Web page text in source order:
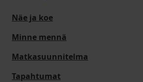
Näe ja koe
Minne mennä
Matkasuunnitelma
Tapahtumat